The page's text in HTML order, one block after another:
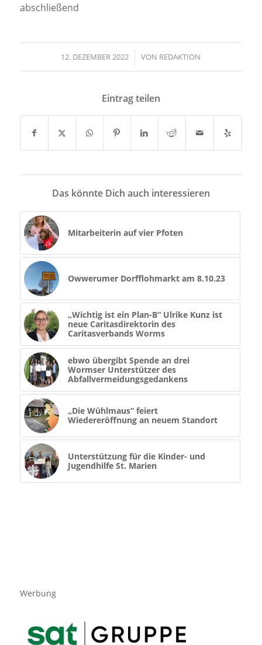
abschließend
12. DEZEMBER 2022
/ VON REDAKTION
Eintrag teilen
Das könnte Dich auch interessieren
Mitarbeiterin auf vier Pfoten
Owwerumer Dorfflohmarkt am 8.10.23
„Wichtig ist ein Plan-B“ Ulrike Kunz ist
neue Caritasdirektorin des
Caritasverbands Worms
ebwo übergibt Spende an drei
Wormser Unterstützer des
Abfallvermeidungsgedankens
„Die Wühlmaus“ feiert
Wiedereröffnung an neuem Standort
Unterstützung für die Kinder- und
Jugendhilfe St. Marien
Werbung